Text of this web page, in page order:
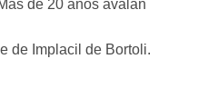
de 20 años avalan
de Implacil de Bortoli.